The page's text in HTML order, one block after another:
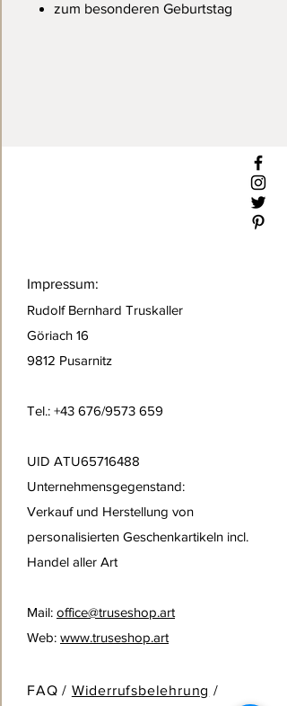
zum besonderen Geburtstag
Impressum:
Rudolf Bernhard Truskaller
Göriach 16
9812 Pusarnitz
Tel.: +43 676/9573 659
UID ATU65716488
Unternehmensgegenstand:
Verkauf und Herstellung von
personalisierten Geschenkartikeln incl.
Handel aller Art
Mail: office@truseshop.art
Web: www.truseshop.art
FAQ / Widerrufsbelehrung /